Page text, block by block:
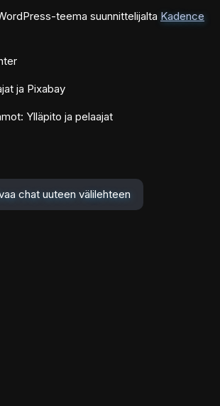
teema suunnittelijalta Kadence
ja Pixabay
Ylläpito ja pelaajat
chat uuteen välilehteen